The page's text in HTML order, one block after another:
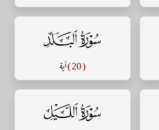
سورة البلد
( 20 ) آية
سورة الليل